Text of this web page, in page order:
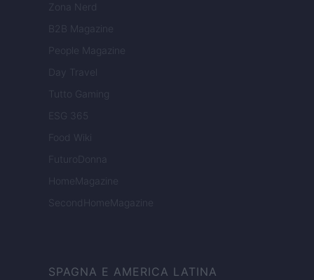
Zona Nerd
B2B Magazine
People Magazine
Day Travel
Tutto Gaming
ESG 365
Food Wiki
FuturoDonna
HomeMagazine
SecondHomeMagazine
SPAGNA E AMERICA LATINA